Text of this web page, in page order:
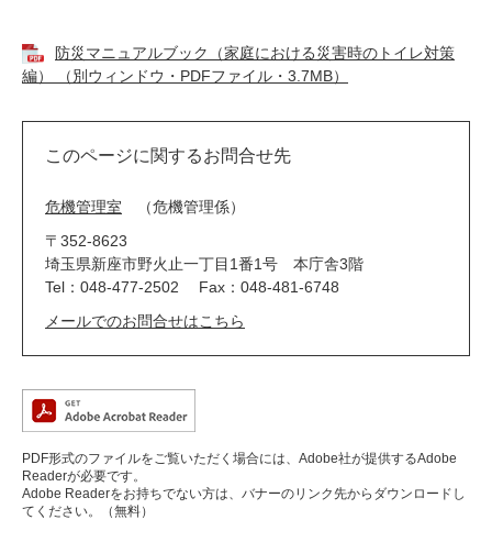
防災マニュアルブック（家庭における災害時のトイレ対策
編） （別ウィンドウ・PDFファイル・3.7MB）
このページに関するお問合せ先
危機管理室
危機管理係
〒352-8623
埼玉県新座市野火止一丁目1番1号 本庁舎3階
Tel：048-477-2502
Fax：048-481-6748
メールでのお問合せはこちら
PDF形式のファイルをご覧いただく場合には、Adobe社が提供するAdobe
Readerが必要です。
Adobe Readerをお持ちでない方は、バナーのリンク先からダウンロードし
てください。（無料）